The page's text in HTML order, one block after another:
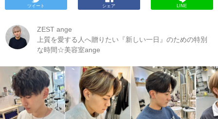
ツイート シェア LINE
ZEST ange
上質を愛する人へ贈りたい『新しい一日』のための特別
な時間☆美容室ange